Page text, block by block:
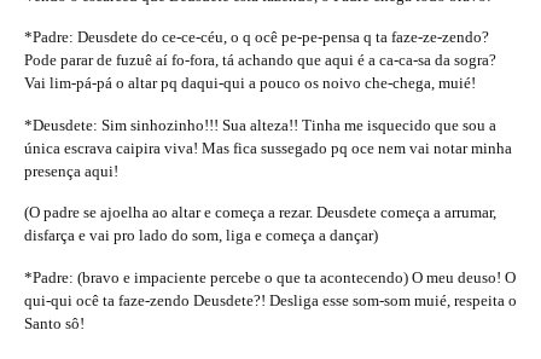
*Padre: Deusdete do ce-ce-céu, o q ocê pe-pe-pensa q ta faze-ze-zendo?
Pode parar de fuzuê aí fo-fora, tá achando que aqui é a ca-ca-sa da sogra?
Vai lim-pá-pá o altar pq daqui-qui a pouco os noivo che-chega, muié!
*Deusdete: Sim sinhozinho!!! Sua alteza!! Tinha me isquecido que sou a
única escrava caipira viva! Mas fica sussegado pq oce nem vai notar minha
presença aqui!
(O padre se ajoelha ao altar e começa a rezar. Deusdete começa a arrumar,
disfarça e vai pro lado do som, liga e começa a dançar)
*Padre: (bravo e impaciente percebe o que ta acontecendo) O meu deuso! O
qui-qui ocê ta faze-zendo Deusdete?! Desliga esse som-som muié, respeita o
Santo sô!